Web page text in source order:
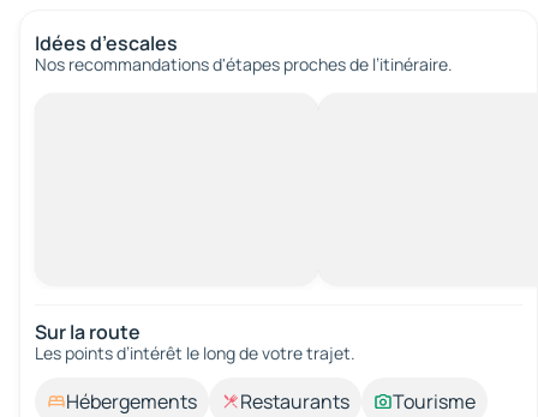
Idées d’escales
Nos recommandations d'étapes proches de l’itinéraire.
Sur la route
Les points d’intérêt le long de votre trajet.
Hébergements Restaurants
Tourisme